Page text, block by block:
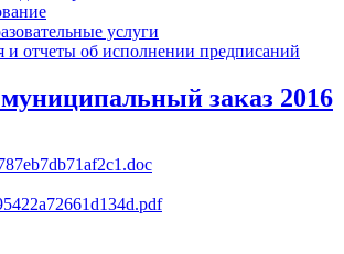
услуги
и отчеты об исполнении предписаний
заказ 2016